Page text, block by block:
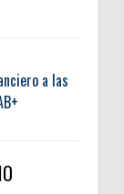
a las